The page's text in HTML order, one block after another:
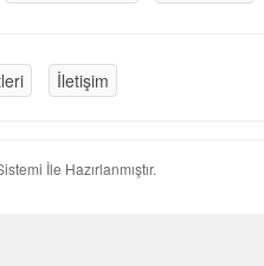
İletişim
İle Hazırlanmıştır.